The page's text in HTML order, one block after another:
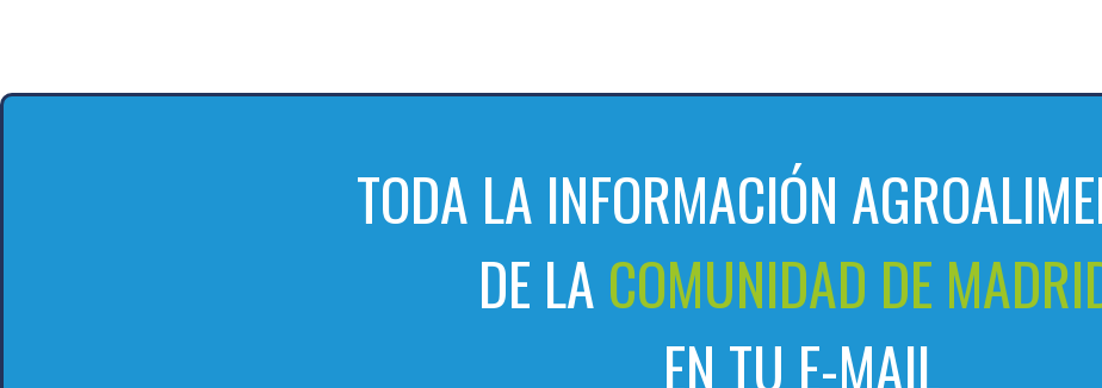
TODA LA INFORMACIÓN
DE LACOMUNIDAD DE
EN TU E-MAIL